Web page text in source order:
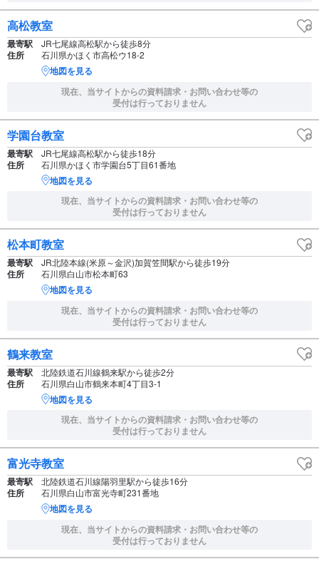
高松教室
最寄駅 JR七尾線高松駅から徒歩8分
住所 石川県かほく市高松ウ18-2
地図を見る
現在、当サイトからの資料請求・お問い合わせ等の
受付は行っておりません
学園台教室
最寄駅 JR七尾線高松駅から徒歩18分
住所 石川県かほく市学園台5丁目61番地
地図を見る
現在、当サイトからの資料請求・お問い合わせ等の
受付は行っておりません
松本町教室
最寄駅 JR北陸本線(米原～金沢)加賀笠間駅から徒歩19分
住所 石川県白山市松本町63
地図を見る
現在、当サイトからの資料請求・お問い合わせ等の
受付は行っておりません
鶴来教室
最寄駅 北陸鉄道石川線鶴来駅から徒歩2分
住所 石川県白山市鶴来本町4丁目3-1
地図を見る
現在、当サイトからの資料請求・お問い合わせ等の
受付は行っておりません
富光寺教室
最寄駅 北陸鉄道石川線陽羽里駅から徒歩16分
住所 石川県白山市富光寺町231番地
地図を見る
現在、当サイトからの資料請求・お問い合わせ等の
受付は行っておりません